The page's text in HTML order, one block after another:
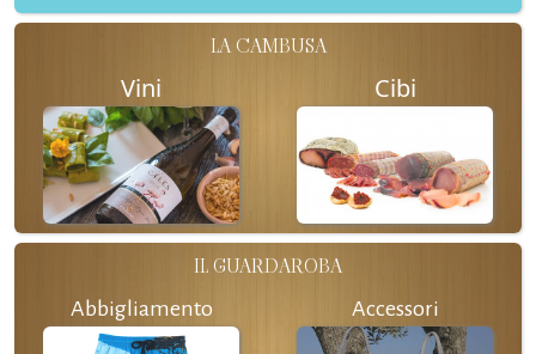
LA CAMBUSA
Vini Cibi
IL GUARDAROBA
Abbigliamento Accessori